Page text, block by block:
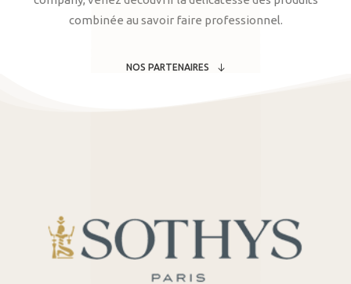
combinée au savoir faire professionnel.
NOS PARTENAIRES